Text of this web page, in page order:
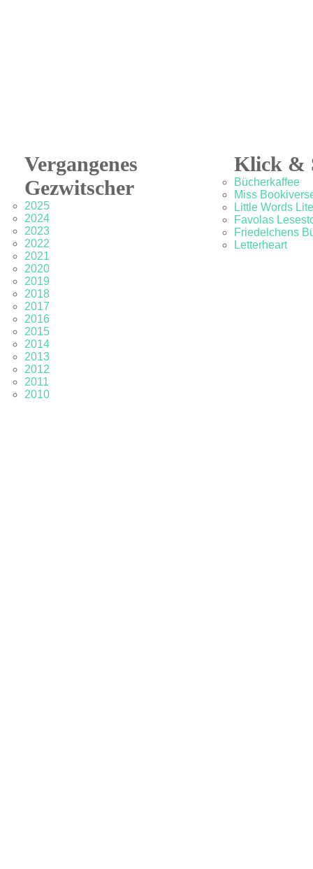
Vergangenes
Gezwitscher
2025
2024
2023
2022
2021
2020
2019
2018
2017
2016
2015
2014
2013
2012
2011
2010
Klick &
Bücherkaffee
Miss
Little Words
Favolas
Friedelchens
Letterheart